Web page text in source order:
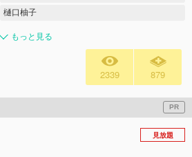
樋口柚子
もっと見る
2339 879
PR
見放題